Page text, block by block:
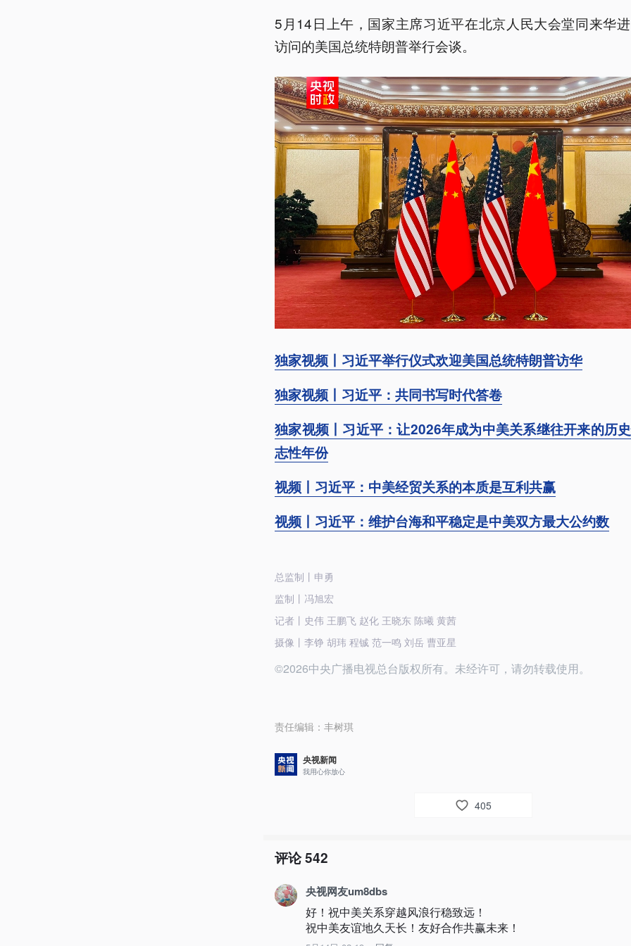
5月14日上午，国家主席习近平在北京人民大会堂同来华
访问的美国总统特朗普举行会谈。
独家视频丨习近平举行仪式欢迎美国总统特朗普访华
独家视频丨习近平：共同书写时代答卷
独家视频丨习近平：让2026年成为中美关系继往开来的历
志性年份
视频丨习近平：中美经贸关系的本质是互利共赢
视频丨习近平：维护台海和平稳定是中美双方最大公约数
总监制丨申勇
监制丨冯旭宏
记者丨史伟 王鹏飞 赵化 王晓东 陈曦 黄茜
摄像丨李铮 胡玮 程铖 范一鸣 刘岳 曹亚星
©2026中央广播电视总台版权所有。未经许可，请勿转载使用。
责任编辑： 丰树琪
央视新闻
我用心你放心
405
评论542
央视网友um8dbs
好！祝中美关系穿越风浪行稳致远！
祝中美友谊地久天长！友好合作共赢未来！